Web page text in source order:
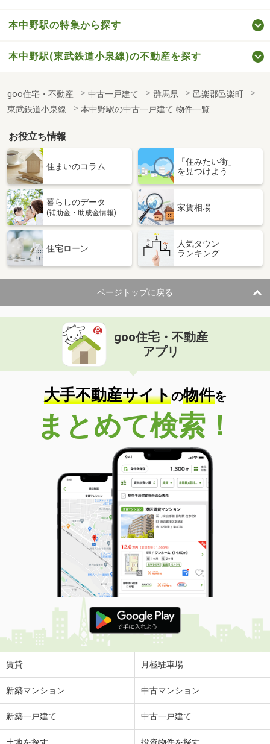
本中野駅の特集から探す
本中野駅(東武鉄道小泉線)の不動産を探す
goo住宅・不動産 中古一戸建て 群馬県
邑楽郡邑楽町
東武鉄道小泉線
本中野駅の中古一戸建て 物件一覧
お役立ち情報
住まいのコラム
「住みたい街」
を見つけよう
暮らしのデータ
(補助金・助成金情報)
家賃相場
住宅ローン
人気タウン
ランキング
ページトップに戻る
goo住宅・不動産
アプリ
大手不動産サイトの物件を
まとめて検索！
賃貸 月極駐車場
新築マンション 中古マンション
新築一戸建て 中古一戸建て